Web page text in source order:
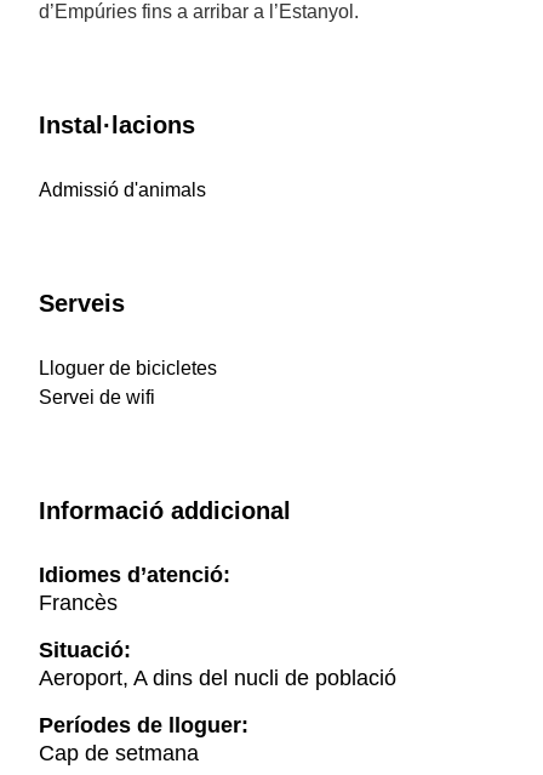
d’Empúries fins a arribar a l’Estanyol.
Instal·lacions
Admissió d'animals
Serveis
Lloguer de bicicletes
Servei de wifi
Informació addicional
Idiomes d’atenció:
Francès
Situació:
Aeroport, A dins del nucli de població
Períodes de lloguer:
Cap de setmana